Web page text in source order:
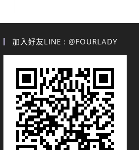
加入好友LINE : @FOURLADY